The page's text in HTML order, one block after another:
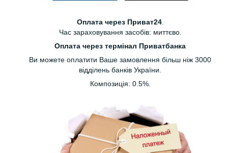
Оплата через Приват24.
Час зараховування засобів: миттєво.
Оплата через термінал Приватбанка
Ви можете оплатити Ваше замовлення більш ніж 3000
відділень банків України.
Композиція: 0.5%.